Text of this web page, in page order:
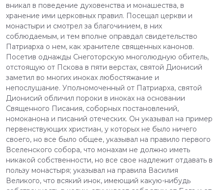
вникал в поведение духовенства и монашества, в
хранение ими церковных правил. Посещал церкви и
монастыри и смотрел за благочинием, в них
соблюдаемым, и тем вполне оправдал свидетельство
Патриарха о нем, как хранителе священных канонов.
Посетив однажды Снеготорскую многолюдную обитель,
отстоящую от Пскова в пяти верстах, святой Дионисий
заметил во многих иноках любостяжание и
непослушание. Уполномоченный от Патриарха, святой
Дионисий обличил пороки в иноках на основании
Священного Писания, соборных постановлений,
номоканона и писаний отеческих. Он указывал на пример
первенствующих христиан, у которых не было ничего
своего, но все было общее, указывал на правило первого
Вселенского собора, что монахам не должно иметь
никакой собственности, но все свое надлежит отдавать в
пользу монастыря; указывал на правила Василия
Великого, что всякий инок, имеющий какую-нибудь